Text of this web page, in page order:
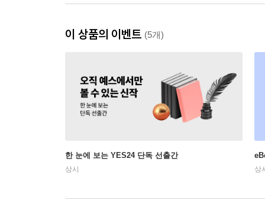
이 상품의 이벤트 (5개)
한 눈에 보는 YES24 단독 선출간
상시 상